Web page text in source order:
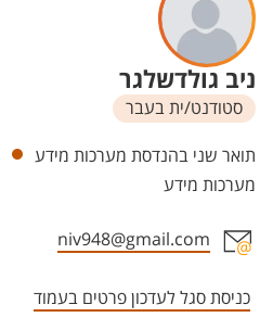
ניב גולדשלגר
סטודנט/ית בעבר
יחידות
תואר שני בהנדסת מערכות מידע
מערכות מידע
niv948@gmail.com
כניסת סגל לעדכון פרטים בעמוד